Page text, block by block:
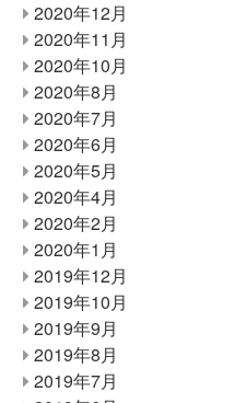
2020年12月
2020年11月
2020年10月
2020年8月
2020年7月
2020年6月
2020年5月
2020年4月
2020年2月
2020年1月
2019年12月
2019年10月
2019年9月
2019年8月
2019年7月